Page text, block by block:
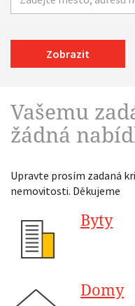
Zobrazit
Vašemu
žádná
Upravte prosím zadaná
nemovitosti. Děkujeme
Byty
Domy